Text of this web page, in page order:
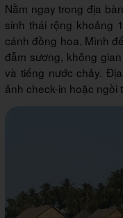
Nằm ngay trong địa
sinh thái rộng khoảng
cánh đồng hoa. Mình
đẫm sương, không
và tiếng nước chảy.
ảnh check-in hoặc ngồi